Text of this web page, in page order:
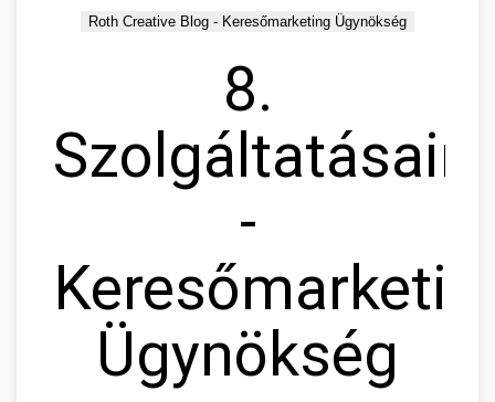
Roth Creative Blog - Keresőmarketing Ügynökség
8.
-
Ügynökség